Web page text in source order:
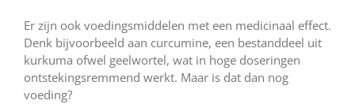
Er zijn ook voedingsmiddelen met een medicinaal effect.
Denk bijvoorbeeld aan curcumine, een bestanddeel uit
kurkuma ofwel geelwortel, wat in hoge doseringen
ontstekingsremmend werkt. Maar is dat dan nog
voeding?